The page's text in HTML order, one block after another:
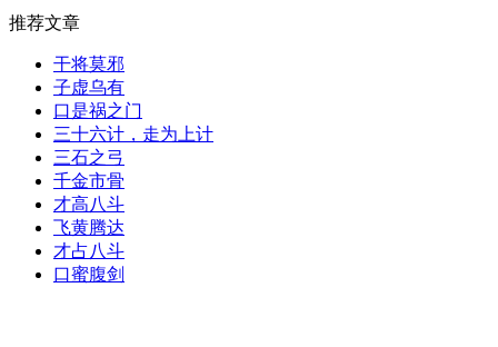
推荐文章
干将莫邪
子虚乌有
口是祸之门
三十六计，走为上计
三石之弓
千金市骨
才高八斗
飞黄腾达
才占八斗
口蜜腹剑